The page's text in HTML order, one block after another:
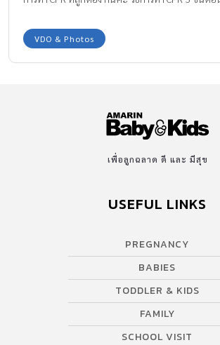
เกี่ยวกับหัวใจจนทำให้ไม่มีเลือดไปเลี้ยงสมองและส่
จากสาเหตุอื่นๆนั้น 2 สิ่งสำคัญคือ “ยังมีลมหายใจ”
CPR ที่ถูกต้องและทันท่วงทีก่อนนำส่งแพทย์ ก็ยังมีโ
ชีวิตปกติได้ … เมื่อเราพบคนสลบ เป็นลม หมดสติไ
ครอบครัว คนใกล้ตัว หรือใครก็ตาม มีขั้นตอนต่างๆ
เรียกคนใกล้เคียงมาช่วยเหลือ เช่นอาจให้อีกคนให้โ
ป่วยและสถานที่ที่เกิดเหตุให้ครบ (ก่อนลงมือช่วยชี
นั้นปลิดภัยต่อการทำ CPR ) ส่วนอีกคนลงมือช่วยชี
คนประเมินโดยดูการเคลื่อนไหวของทรวงอก […]
VDO & Photos
เพื่อลูกฉลาด ดี และ มีสุข
USEFUL LINKS
PREGNANCY
BABIES
TODDLER & KIDS
FAMILY
SCHOOL VISIT